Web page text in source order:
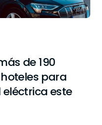
de 190
para
este